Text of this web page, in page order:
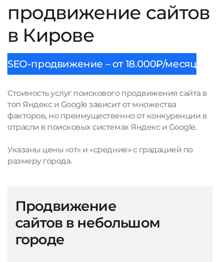
продвижение сайтов
в Кирове
SEO-продвижение – от 18.000₽/месяц
Стоимость услуг поискового продвижения сайта в
топ Яндекс и Google зависит от множества
факторов, но преимущественно от конкуренции в
отрасли в поисковых системах Яндекс и Google.
Указаны цены «от» и «средние» с градацией по
размеру города.
Продвижение
сайтов в небольшом
городе